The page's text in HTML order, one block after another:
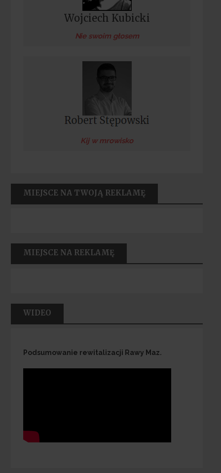
Wojciech Kubicki
Nie swoim głosem
Kij w mrowisko
MIEJSCE NA TWOJĄ REKLAMĘ
MIEJSCE NA REKLAMĘ
WIDEO
Podsumowanie rewitalizacji Rawy Maz.